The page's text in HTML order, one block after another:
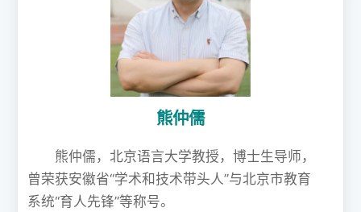
熊仲儒
熊仲儒，北京语言大学教授，博士生导师，
曾荣获安徽省“学术和技术带头人”与北京市教育
系统“育人先锋”等称号。